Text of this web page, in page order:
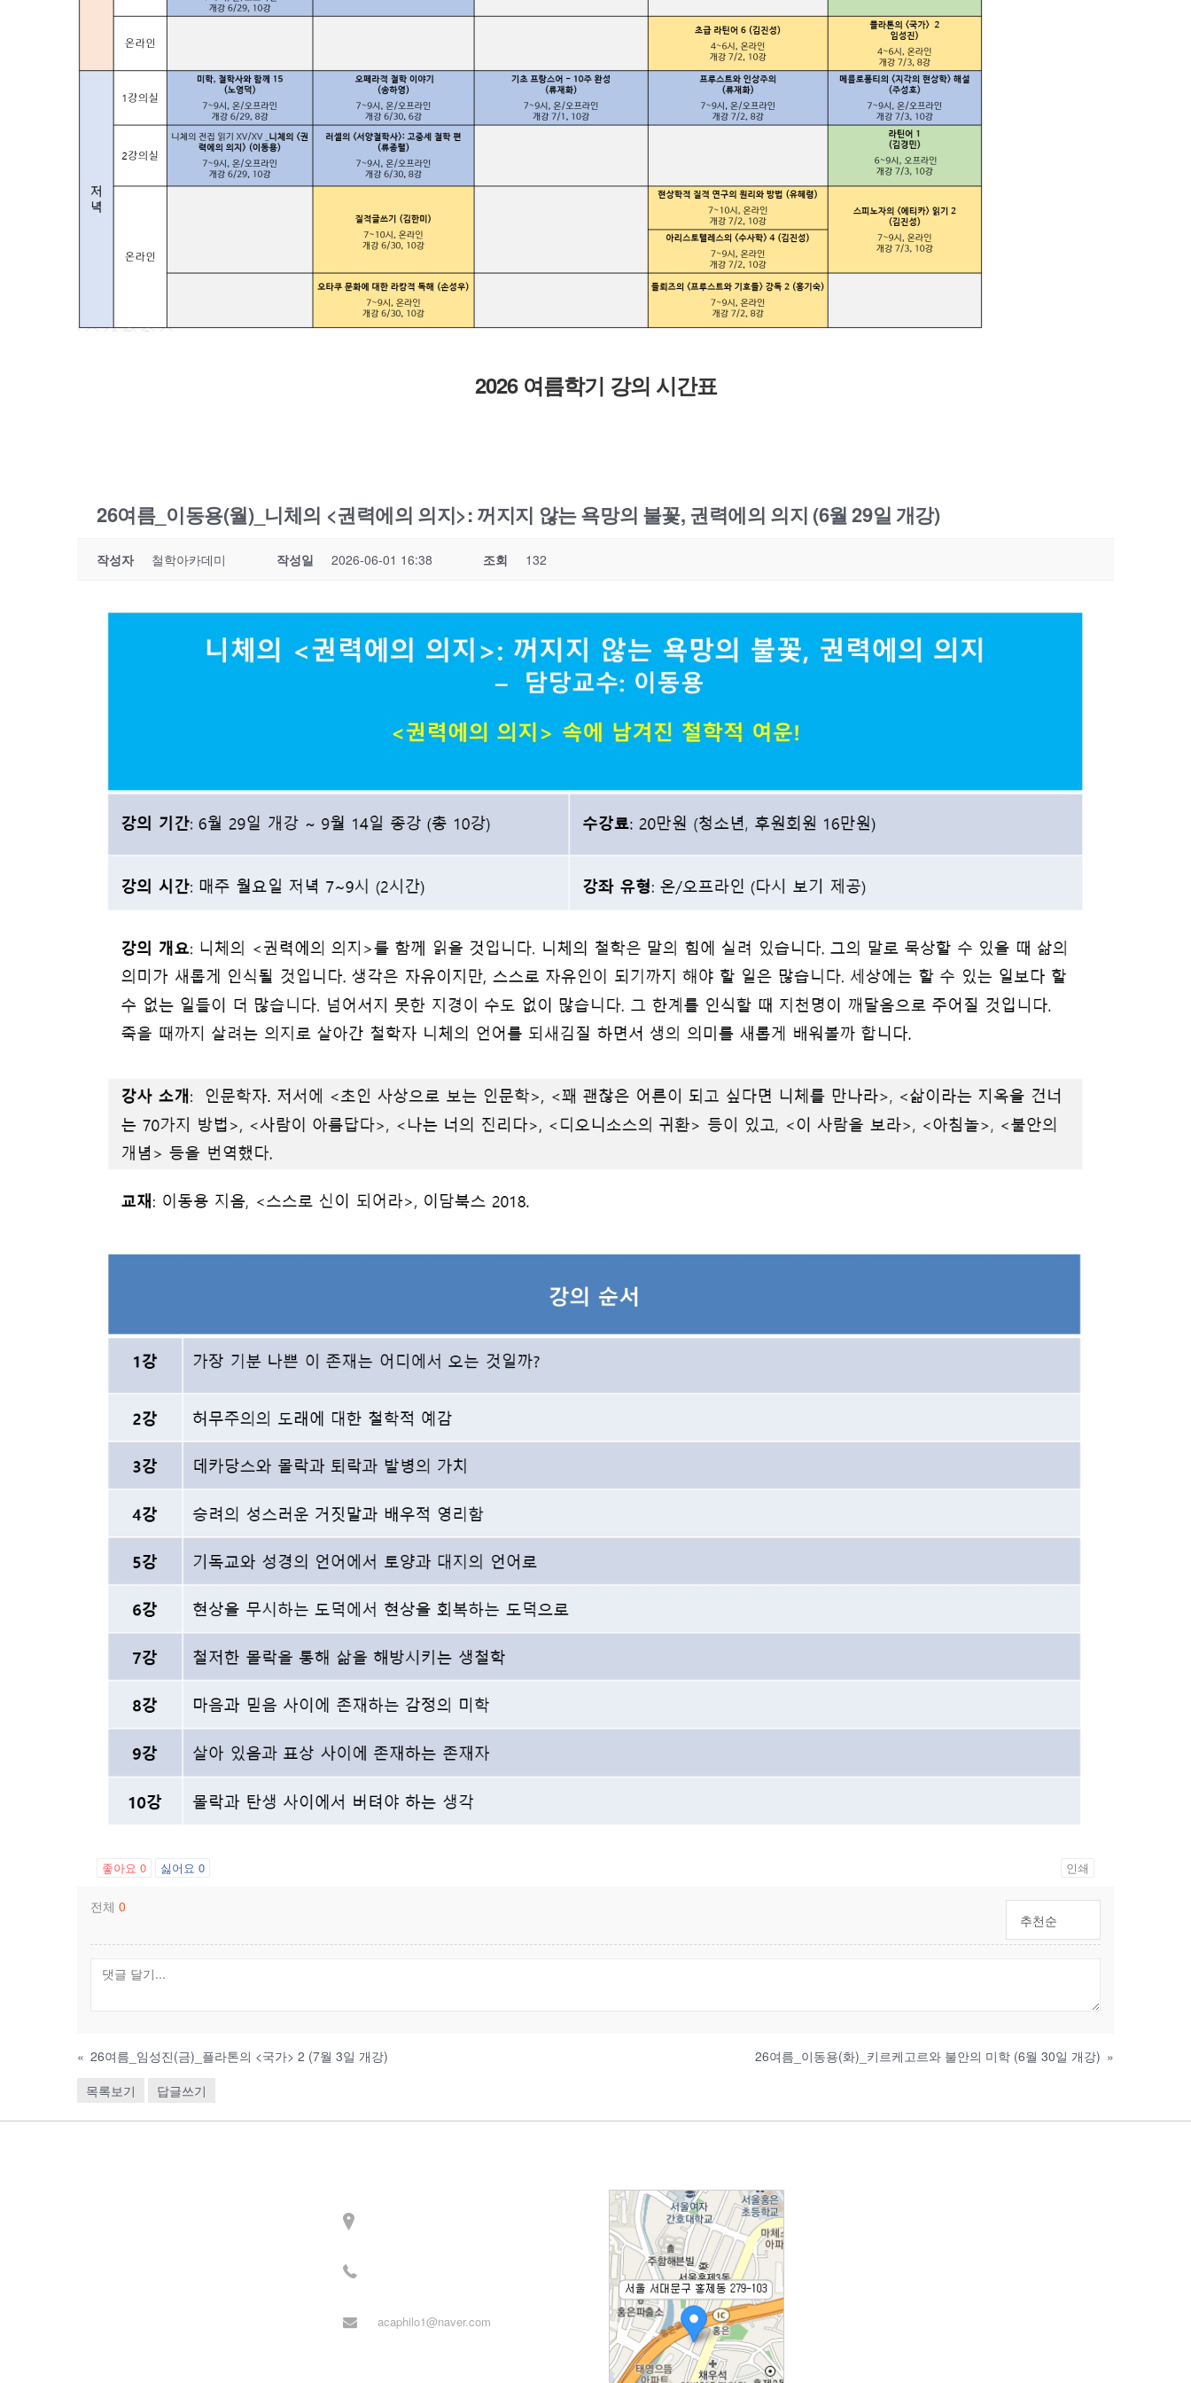
2026 여름학기 강의 시간표
26여름_이동용(월)_니체의 <권력에의 의지>: 꺼지지 않는 욕망의 불꽃, 권력에의 의지 (6월 29일 개강)
작성자 철학아카데미 작성일 2026-06-01 16:38 조회 132
좋아요 0 싫어요 0 인쇄
전체 0
추천순
« 26여름_임성진(금)_플라톤의 <국가> 2 (7월 3일 개강) 26여름_이동용(화)_키르케고르와 불안의 미학 (6월 30일 개강) »
목록보기
답글쓰기
acaphilo1@naver.com